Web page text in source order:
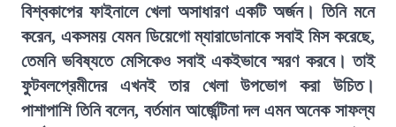
বিশ্বকাপের ফাইনালে খেলা অসাধারণ একটি অর্জন। তিনি মনে
করেন, একসময় যেমন ডিয়েগো ম্যারাডোনাকে সবাই মিস করেছে,
তেমনি ভবিষ্যতে মেসিকেও সবাই একইভাবে স্মরণ করবে। তাই
ফুটবলপ্রেমীদের এখনই তার খেলা উপভোগ করা উচিত।
পাশাপাশি তিনি বলেন, বর্তমান আর্জেন্টিনা দল এমন অনেক সাফল্য